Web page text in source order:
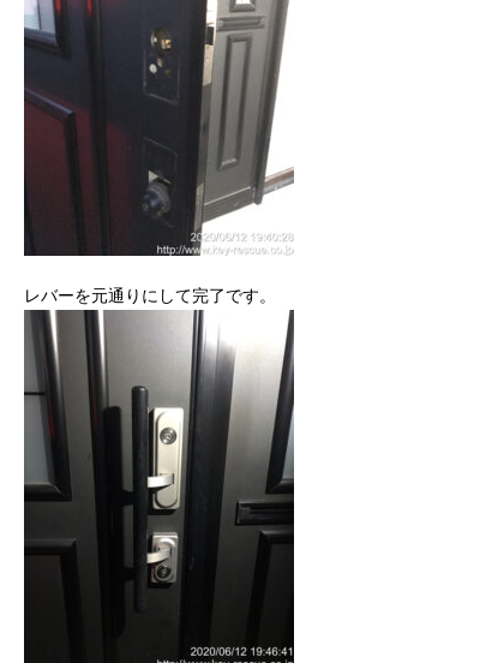
レバーを元通りにして完了です。